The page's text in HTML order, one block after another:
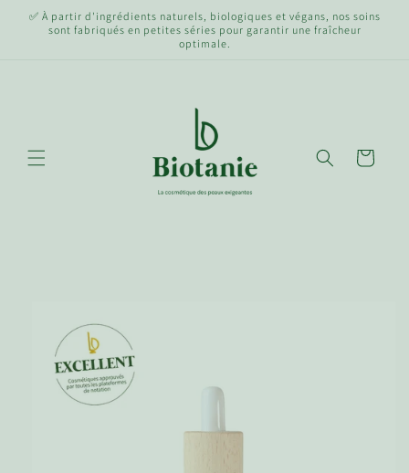
passer
✅ À partir d'ingrédients naturels, biologiques et végans, nos soins
sont fabriqués en petites séries pour garantir une fraîcheur
optimale.
Panier
produits